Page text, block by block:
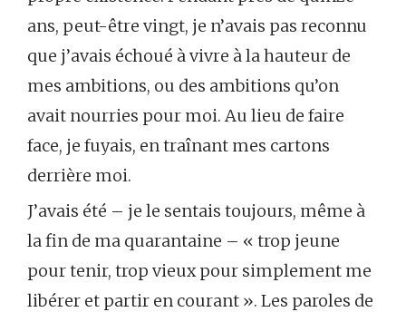
ans, peut-être vingt, je n’avais pas reconnu
que j’avais échoué à vivre à la hauteur de
mes ambitions, ou des ambitions qu’on
avait nourries pour moi. Au lieu de faire
face, je fuyais, en traînant mes cartons
derrière moi.
J’avais été – je le sentais toujours, même à
la fin de ma quarantaine – « trop jeune
pour tenir, trop vieux pour simplement me
libérer et partir en courant ». Les paroles de